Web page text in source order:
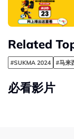
Related
#SUKMA 2024 #马来
必看影片